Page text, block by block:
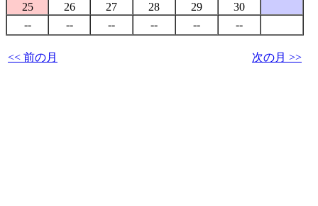
25
26 27 28 29
30
--
-- -- -- -- --
<< 前の月 次の月 >>